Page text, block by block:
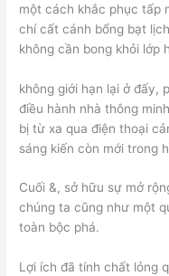
một cách khắc phục tấp
chí cất cánh bổng bạt
không cần bong khỏi lớp
không giới hạn lại ở đấy,
điều hành nhà thông
bị từ xa qua điện thoại
sáng kiến còn mới trong
Cuối &, sở hữu sự mở
chúng ta cũng như một
toàn bộc phá.
Lợi ích đã tính chất lỏng